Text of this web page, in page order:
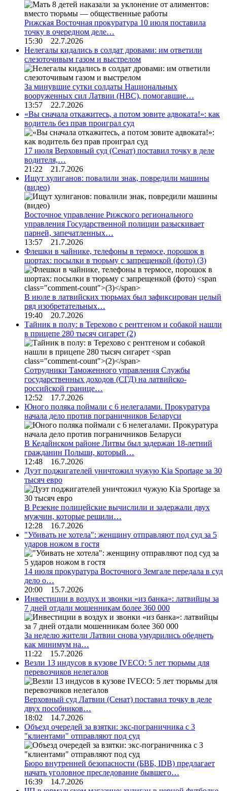
Рижская Восточная прокуратура 10 июля поставила
точку в очередном деле…
15:30 22.7.2026
Нелегалы кидались в солдат дровами: им ответили
слезоточивым газом и выстрелом
За минувшие сутки солдаты Национальных
вооруженных сил Латвии (НВС), помогавшие…
13:57 22.7.2026
«Вы сначала откажитесь, а потом зовите адвоката!»: как
водитель без прав проиграл суд
17 июля Верховный суд (Сенат) поставил точку в деле
водителя,…
21:22 21.7.2026
Ищут хулиганов: повалили знак, повредили машины
(видео)
Восточное управление Рижского регионального
управления Государственной полиции разыскивает
парней, запечатленных…
13:57 21.7.2026
Флешки в чайнике, телефоны в термосе, порошок в
шортах: посылки в тюрьму с запрещенкой (фото) (3)
В июле в латвийских тюрьмах был зафиксирован целый
ряд изобретательных…
19:40 20.7.2026
Тайник в полу: в Терехово с рентгеном и собакой нашли
в прицепе 280 тысяч сигарет (2)
Сотрудники Таможенного управления Службы
государственных доходов (СГД) на латвийско-
российской границе…
12:52 17.7.2026
Юного поляка поймали с 6 нелегалами. Прокуратура
начала дело против пограничников Беларуси
В Кедайнском районе Литвы был задержан 18-летний
гражданин Польши, который…
12:48 16.7.2026
Дуэт поджигателей уничтожил чужую Kia Sportage за 30
тысяч евро
В Резекне полицейские вычислили и задержали двух
мужчин, которые решили…
12:28 16.7.2026
"Убивать не хотела": женщину отправляют под суд за 5
ударов ножом в гостя
14 июля прокуратура Восточного Земгале передала в суд
дело о…
20:00 15.7.2026
Инвестиции в воздух и звонки «из банка»: латвийцы за
7 дней отдали мошенникам более 360 000
За неделю жители Латвии снова умудрились обеднеть
как минимум на…
11:22 15.7.2026
Везли 13 индусов в кузове IVECO: 5 лет тюрьмы для
перевозчиков нелегалов
Верховный суд Латвии (Сенат) поставил точку в деле
двух пособников…
18:02 14.7.2026
Объезд очередей за взятки: экс-пограничника с 3
"клиентами" отправляют под суд
Бюро внутренней безопасности (БВБ, IDB) предлагает
начать уголовное преследование бывшего…
16:39 14.7.2026